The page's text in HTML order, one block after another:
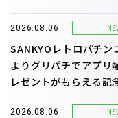
2026.08.06
SANKYOレトロパチン
よりグリパチでアプリ
レゼントがもらえる記
2026.08.06